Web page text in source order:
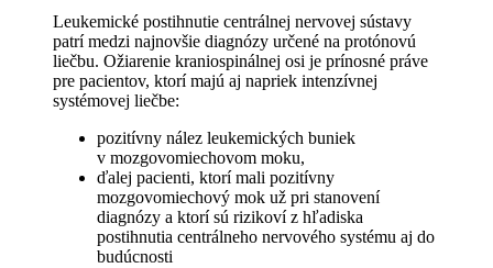
Leukemické postihnutie centrálnej nervovej sústavy
patrí medzi najnovšie diagnózy určené na protónovú
liečbu. Ožiarenie kraniospinálnej osi je prínosné práve
pre pacientov, ktorí majú aj napriek intenzívnej
systémovej liečbe:
pozitívny nález leukemických buniek
v mozgovomiechovom moku,
ďalej pacienti, ktorí mali pozitívny
mozgovomiechový mok už pri stanovení
diagnózy a ktorí sú rizikoví z hľadiska
postihnutia centrálneho nervového systému aj do
budúcnosti